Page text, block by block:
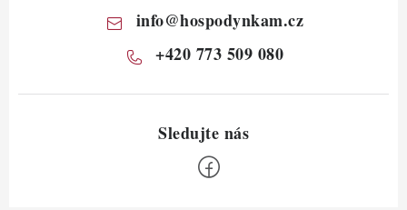
info@hospodynkam.cz
+420 773 509 080